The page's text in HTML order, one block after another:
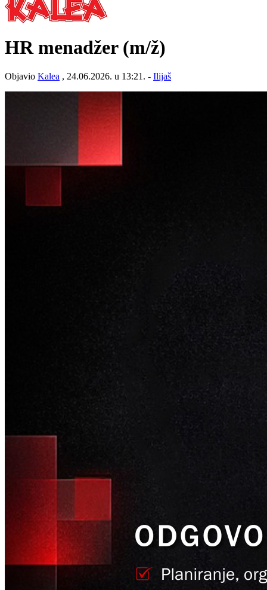
HR menadžer (m/ž)
Objavio Kalea , 24.06.2026. u 13:21. - Ilijaš